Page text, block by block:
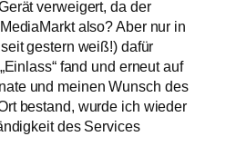
verweigert, da der
also? Aber nur in
gestern weiß!) dafür
fand und erneut auf
und meinen Wunsch des
bestand, wurde ich wieder
des Services